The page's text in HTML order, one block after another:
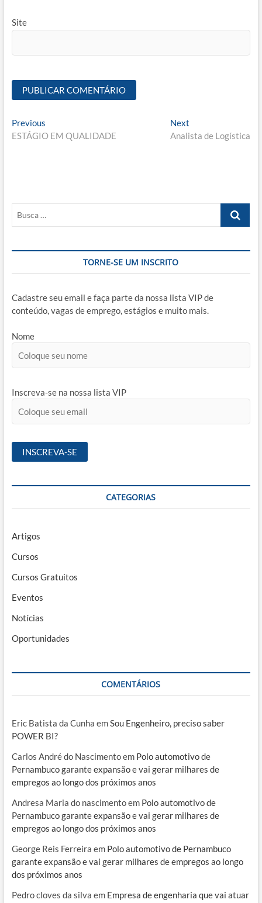
Site
Navegação
de
PreviousPrevious
post:
ESTÁGIO EM QUALIDADE
Next
post:
Analista de Logística
Busca
TORNE-SE UM INSCRITO
Cadastre seu email e faça parte da nossa lista VIP de
conteúdo, vagas de emprego, estágios e muito mais.
Nome
Inscreva-se na nossa lista VIP
CATEGORIAS
Artigos
Cursos
Cursos Gratuitos
Eventos
Notícias
Oportunidades
COMENTÁRIOS
Eric Batista da Cunha emSou Engenheiro, preciso saber
POWER BI?
Carlos André do Nascimentoem Polo automotivo de
Pernambuco garante expansão e vai gerar milhares de
empregos ao longo dos próximos anos
Andresa Maria do nascimentoem Polo automotivo de
Pernambuco garante expansão e vai gerar milhares de
empregos ao longo dos próximos anos
George Reis Ferreira em Polo automotivo de Pernambuco
garante expansão e vai gerar milhares de empregos ao longo
dos próximos anos
Pedro cloves da silva em Empresa de engenharia que vai atuar